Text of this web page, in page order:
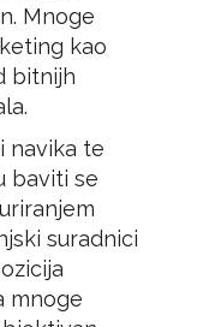
Mnoge
kao
bitnijh
navika te
baviti se
suradnici
mnoge